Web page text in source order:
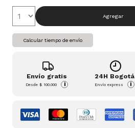
Agregar
Calcular tiempo de envío
Envío gratis
Desde$ 100.000 i
24H Bogotá
Envío express i